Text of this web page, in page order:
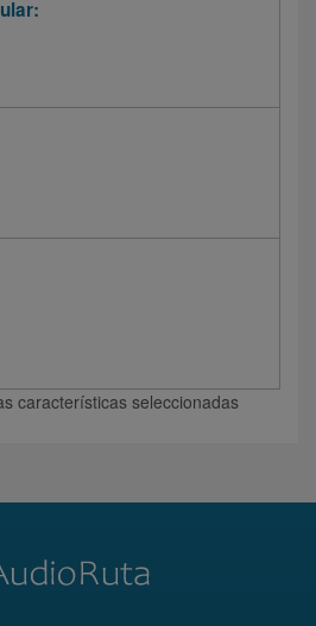
características seleccionadas